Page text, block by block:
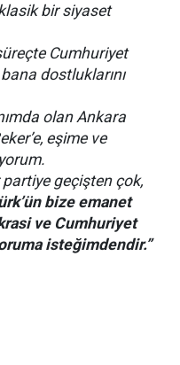
bir siyaset
Cumhuriyet
dostluklarını
olan Ankara
eşime ve
geçişten çok,
bize emanet
ve Cumhuriyet
isteğimdendir.”